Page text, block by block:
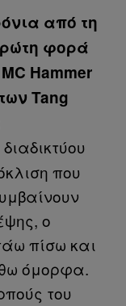
από τη
φορά
Hammer
Tang
που
ο
πίσω και
όμορφα.
του